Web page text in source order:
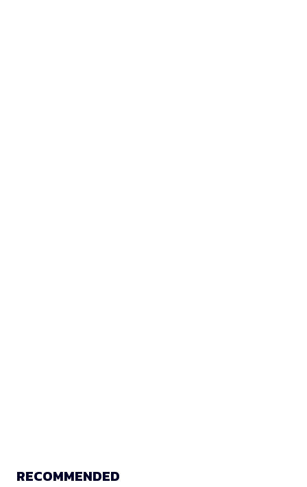
RECOMMENDED